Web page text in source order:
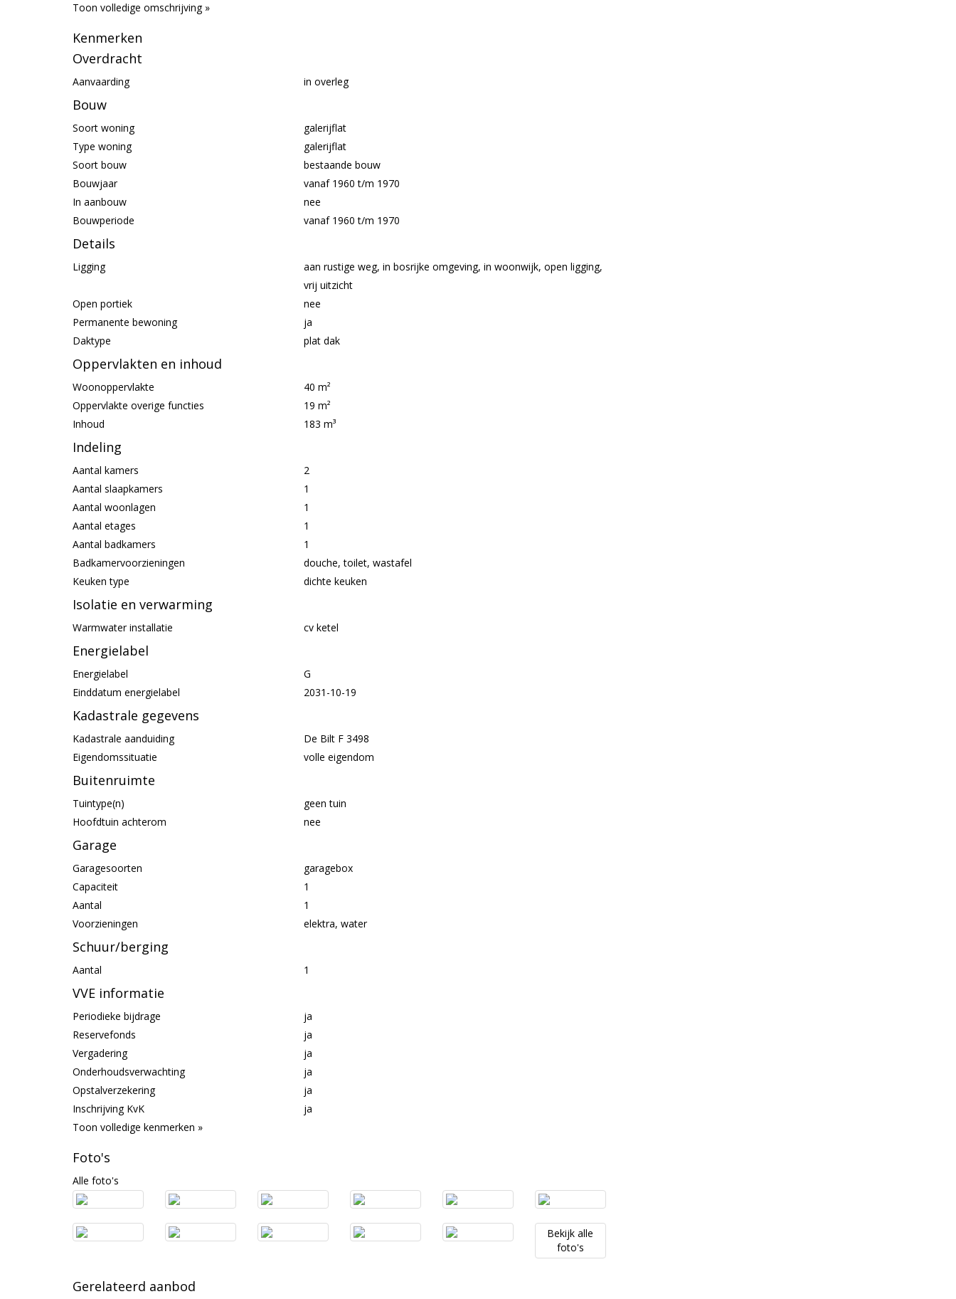
Toon volledige omschrijving »
Kenmerken
Overdracht
Aanvaarding in overleg
Bouw
Soort woning
galerijflat
Type woning
galerijflat
Soort bouw
bestaande bouw
Bouwjaar
vanaf 1960 t/m 1970
In aanbouw
nee
Bouwperiode
vanaf 1960 t/m 1970
Details
Ligging
aan rustige weg, in bosrijke omgeving, in woonwijk, open ligging,
vrij uitzicht
Open portiek
nee
Permanente bewoning
ja
Daktype
plat dak
Oppervlakten en inhoud
Woonoppervlakte
40 m²
Oppervlakte overige functies
19 m²
Inhoud
183 m³
Indeling
Aantal kamers
2
Aantal slaapkamers
1
Aantal woonlagen
1
Aantal etages
1
Aantal badkamers
1
Badkamervoorzieningen
douche, toilet, wastafel
Keuken type
dichte keuken
Isolatie en verwarming
Warmwater installatie cv ketel
Energielabel
Energielabel
G
Einddatum energielabel
2031-10-19
Kadastrale gegevens
Kadastrale aanduiding
De Bilt F 3498
Eigendomssituatie
volle eigendom
Buitenruimte
Tuintype(n)
geen tuin
Hoofdtuin achterom
nee
Garage
Garagesoorten
garagebox
Capaciteit
1
Aantal
1
Voorzieningen
elektra, water
Schuur/berging
Aantal 1
VVE informatie
Periodieke bijdrage
ja
Reservefonds
ja
Vergadering
ja
Onderhoudsverwachting
ja
Opstalverzekering
ja
Inschrijving KvK
ja
Toon volledige kenmerken »
Foto's
Alle foto's
Bekijkalle
foto's
Gerelateerd aanbod